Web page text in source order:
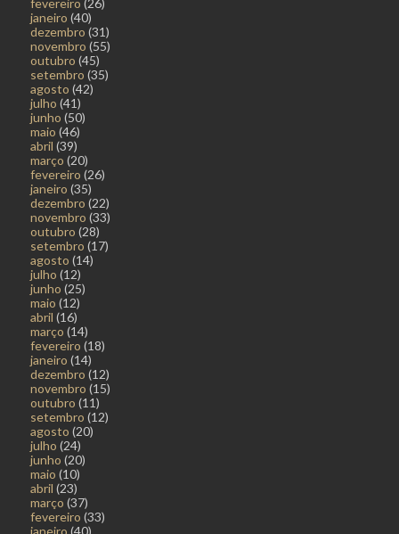
janeiro (40)
dezembro (31)
novembro (55)
outubro (45)
setembro (35)
agosto (42)
julho (41)
junho (50)
maio (46)
abril (39)
março (20)
fevereiro (26)
janeiro (35)
dezembro (22)
novembro (33)
outubro (28)
setembro (17)
agosto (14)
julho (12)
junho (25)
maio (12)
abril (16)
março (14)
fevereiro (18)
janeiro (14)
dezembro (12)
novembro (15)
outubro (11)
setembro (12)
agosto (20)
julho (24)
junho (20)
maio (10)
abril (23)
março (37)
fevereiro (33)
janeiro (40)